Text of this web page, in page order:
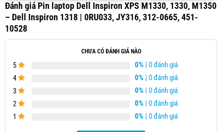
Đánh giá Pin laptop Dell Inspiron XPS M1330, 1330, M1350
– Dell Inspiron 1318 | 0RU033, JY316, 312-0665, 451-
10528
CHƯA CÓ ĐÁNH GIÁ NÀO
5 0% | 0 đánh giá
4
0% | 0 đánh giá
3
0% | 0 đánh giá
2
0% | 0 đánh giá
1
0% | 0 đánh giá